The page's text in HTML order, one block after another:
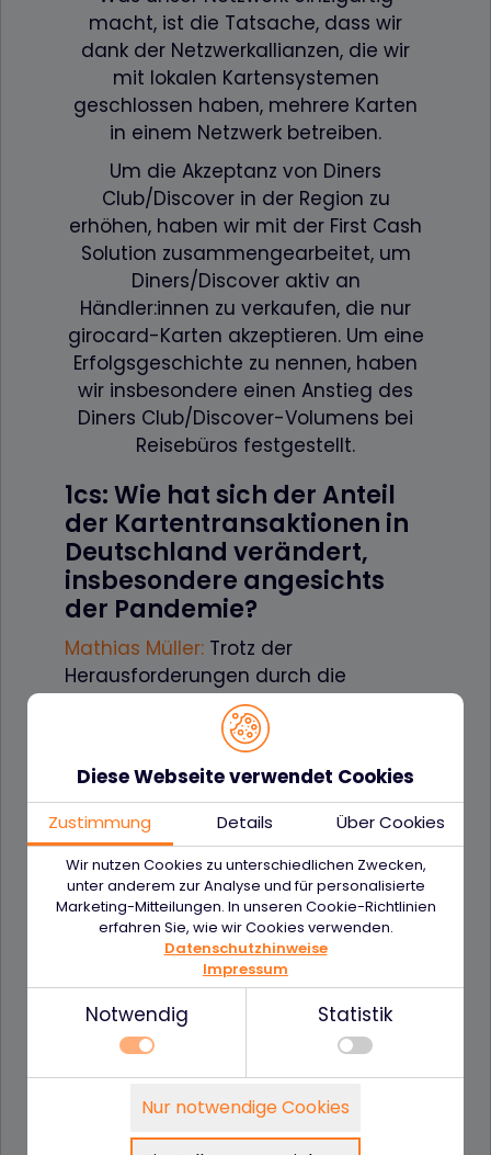
Diese Webseite verwendet Cookies
Zustimmung Details Über Cookies
Wir nutzen Cookies zu unterschiedlichen Zwecken,
unter anderem zur Analyse und für personalisierte
Marketing-Mitteilungen. In unseren Cookie-Richtlinien
erfahren Sie, wie wir Cookies verwenden.
Datenschutzhinweise
Impressum
Notwendig Statistik
Technisch notwendige Funktionen, wie das
speichern Ihrer Cookie-Einstellungen für diese
Notwendig
Nur notwendige Cookies
macht, ist die Tatsache, dass wir
dank der Netzwerkallianzen, die wir
mit lokalen Kartensystemen
geschlossen haben, mehrere Karten
in einem Netzwerk betreiben.
Um die Akzeptanz von Diners
Club/Discover in der Region zu
erhöhen, haben wir mit der First Cash
Solution zusammengearbeitet, um
Diners/Discover aktiv an
Händler:innen zu verkaufen, die nur
girocard-Karten akzeptieren. Um eine
Erfolgs­geschichte zu nennen, haben
wir insbesondere einen Anstieg des
Diners Club/Discover-Volumens bei
Reisebüros festgestellt.
1cs: Wie hat sich der Anteil
der Kartentransaktionen in
Deutschland verändert,
insbesondere angesichts
der Pandemie?
Mathias Müller:Trotz der
Herausforderungen durch die
Corona-Pandemie erholen sich die
Unternehmen und das
Ausgabeverhalten normalisiert sich
wieder. Der Anteil der
Kartentransaktionen in Deutschland
nimmt deutlich zu, auch im
Gastgewerbe und im Reiseverkehr, wo
die First Cash Solution und Discover®
Global Network zusammenarbeiten.
1cs: Wie siehst Du die
aktuellen Markttrends im
Bereich
Zahlungsabwicklung und
Kreditkarten? Und wie
beeinflussen diese Trends
Eure Marke bzw. welche